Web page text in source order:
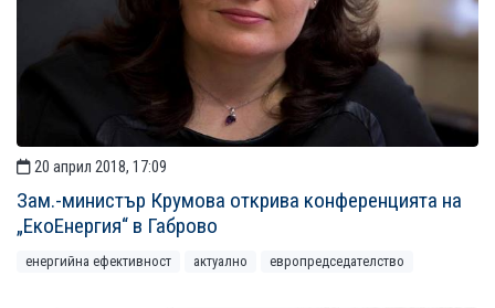
20 април 2018, 17:09
Зам.-министър Крумова открива конференцията на
„ЕкоЕнергия“ в Габрово
енергийна ефективност актуално европредседателство